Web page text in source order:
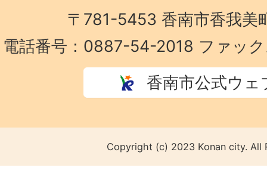
〒781-5453 香南市香我美
電話番号：0887-54-2018 ファッ
香南市公式ウェ
Copyright (c) 2023 Konan city. All